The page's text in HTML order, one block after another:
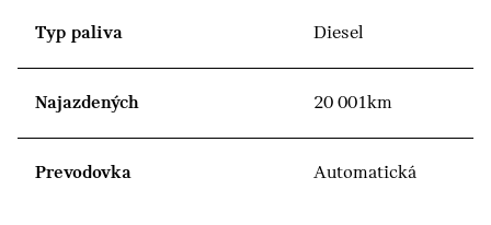
Typ paliva Diesel
Najazdených 20 001km
Prevodovka Automatická